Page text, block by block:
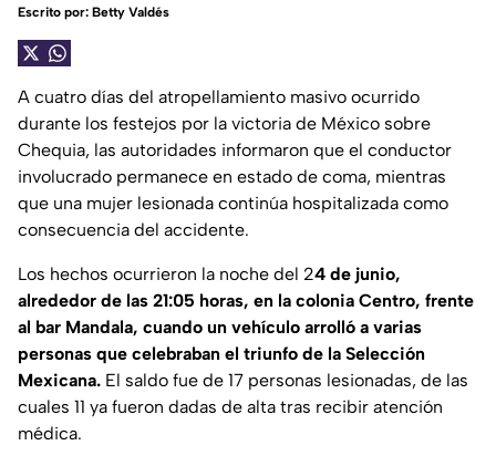
Escrito por: Betty Valdés
A cuatro días del atropellamiento masivo ocurrido
durante los festejos por la victoria de México sobre
Chequia, las autoridades informaron que el conductor
involucrado permanece en estado de coma, mientras
que una mujer lesionada continúa hospitalizada como
consecuencia del accidente.
Los hechos ocurrieron la noche del 24 de junio,
alrededor de las 21:05 horas, en la colonia Centro, frente
al bar Mandala, cuando un vehículo arrolló a varias
personas que celebraban el triunfo de la Selección
Mexicana. El saldo fue de 17 personas lesionadas, de las
cuales 11 ya fueron dadas de alta tras recibir atención
médica.